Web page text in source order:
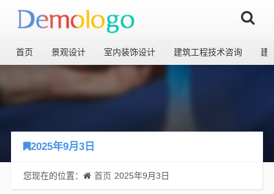
首页 景观设计 室内装饰设计 建筑工程技术咨询 建
2025年9月3日
您现在的位置： 首页 2025年9月3日